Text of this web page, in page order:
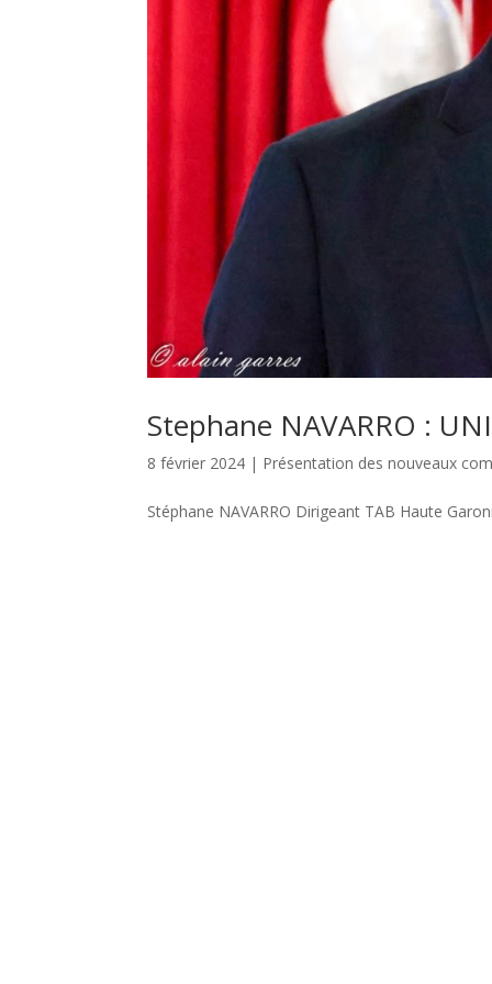
Stephane NAVARRO :
8 février 2024 | Présentation des nouveaux
Stéphane NAVARRO Dirigeant TAB Haute